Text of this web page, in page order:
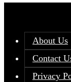
About Us
Contact
Privacy